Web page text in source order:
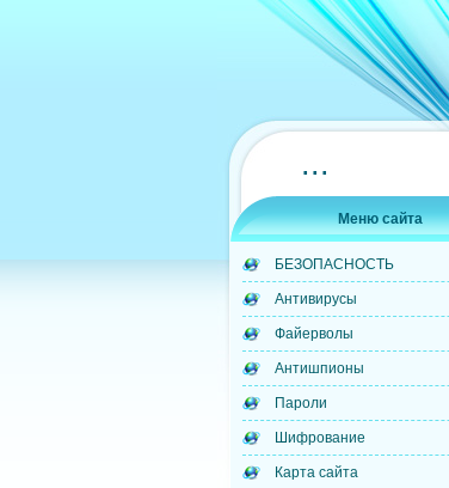
...
Меню сайта
БЕЗОПАСНОСТЬ
Антивирусы
Файерволы
Антишпионы
Пароли
Шифрование
Карта сайта